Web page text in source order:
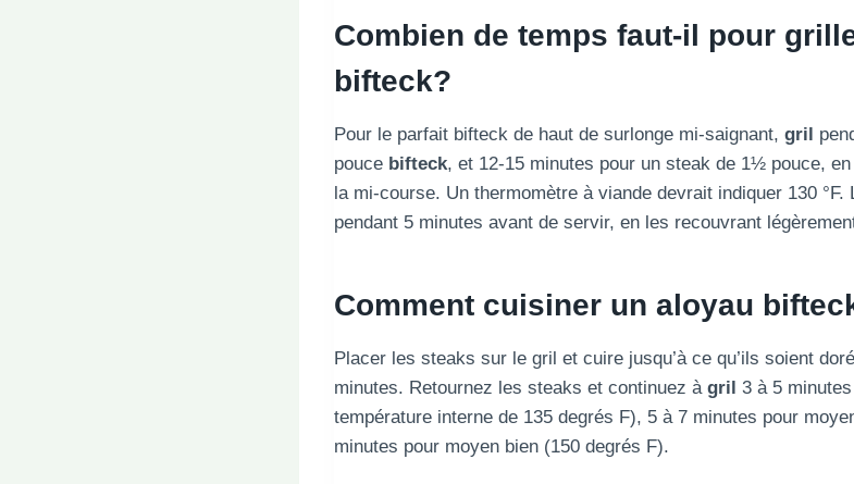
Combien de temps faut-il pour
bifteck?
Pour le parfait bifteck de haut de surlonge mi-saignant, gril
pouce bifteck, et 12-15 minutes pour un steak de 1½ pouce,
la mi-course. Un thermomètre à viande devrait indiquer 130
pendant 5 minutes avant de servir, en les recouvrant
Comment cuisiner un aloyau
Placer les steaks sur le gril et cuire jusqu’à ce qu’ils soient
minutes. Retournez les steaks et continuez à gril 3 à 5
température interne de 135 degrés F), 5 à 7 minutes pour
minutes pour moyen bien (150 degrés F).